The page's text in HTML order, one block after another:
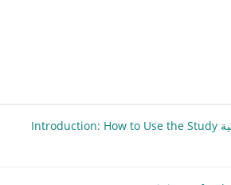
مقدمة: كيف تستخدم هذه الدورة الدراسية Introduction: How to Use the Study